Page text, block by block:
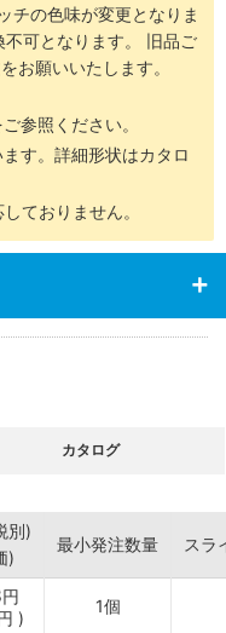
チの色味が変更となりま
可となります。 旧品ご
お願いいたします。
参照ください。
す。詳細形状はカタロ
ておりません。
カタログ
別)
)
最小発注数量 スラ
円
)
1個